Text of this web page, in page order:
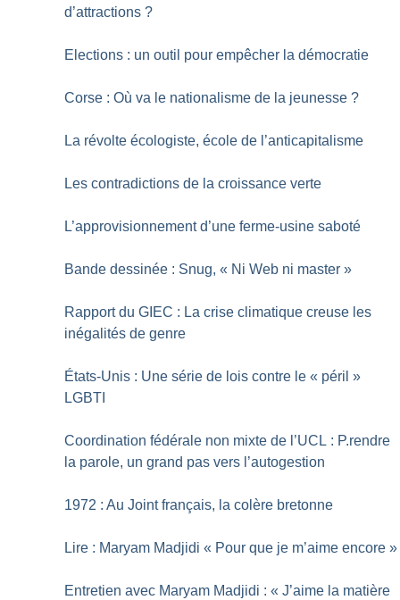
d’attractions ?
Elections : un outil pour empêcher la démocratie
Corse : Où va le nationalisme de la jeunesse ?
La révolte écologiste, école de l’anticapitalisme
Les contradictions de la croissance verte
L’approvisionnement d’une ferme-usine saboté
Bande dessinée : Snug, « Ni Web ni master »
Rapport du GIEC : La crise climatique creuse les
inégalités de genre
États-Unis : Une série de lois contre le « péril »
LGBTI
Coordination fédérale non mixte de l’UCL : P.rendre
la parole, un grand pas vers l’autogestion
1972 : Au Joint français, la colère bretonne
Lire : Maryam Madjidi « Pour que je m’aime encore »
Entretien avec Maryam Madjidi : « J’aime la matière